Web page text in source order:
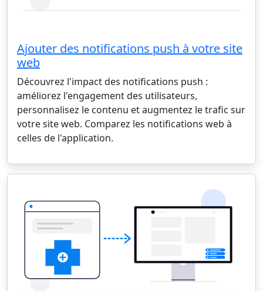
Ajouter des notifications push à votre site
web
Découvrez l'impact des notifications push :
améliorez l'engagement des utilisateurs,
personnalisez le contenu et augmentez le trafic sur
votre site web. Comparez les notifications web à
celles de l'application.